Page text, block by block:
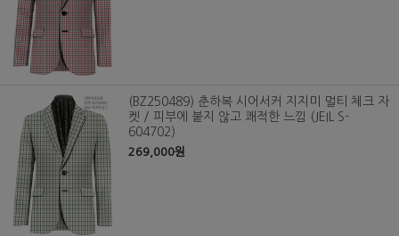
(BZ250489) 춘하복 시어서커 지지미 멀티 체크 자
켓 / 피부에 붙지 않고 쾌적한 느낌 (JEIL S-
604702)
269,000원